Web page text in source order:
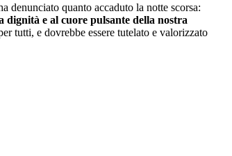
denunciato quanto accaduto la notte scorsa:
dignità e al cuore pulsante della nostra
tutti, e dovrebbe essere tutelato e valorizzato